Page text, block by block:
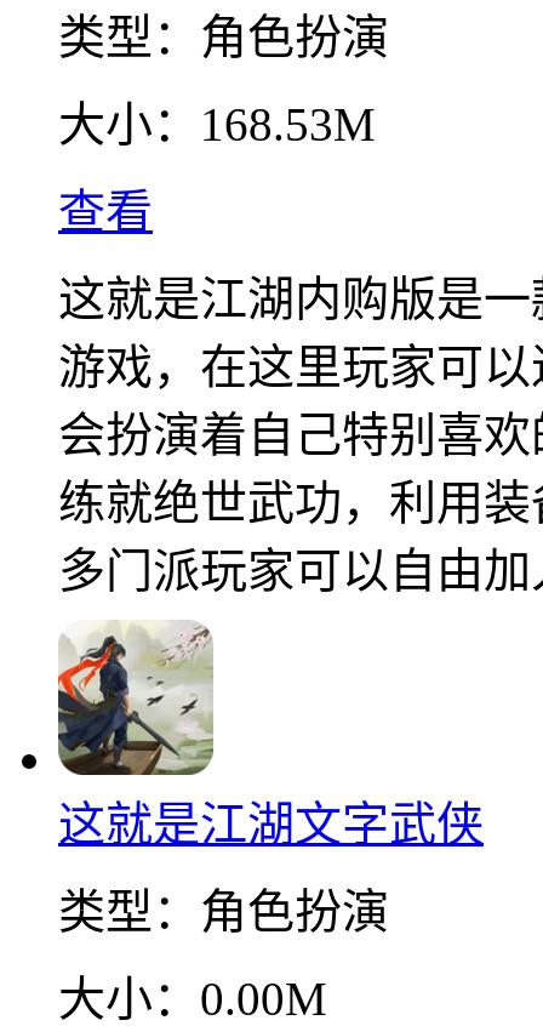
类型： 角色扮演
大小： 168.53M
查看
这就是江湖内购版是
游戏，在这里玩家可
会扮演着自己特别喜
练就绝世武功，利用
多门派玩家可以自由
这就是江湖文字武侠
类型： 角色扮演
大小： 0.00M